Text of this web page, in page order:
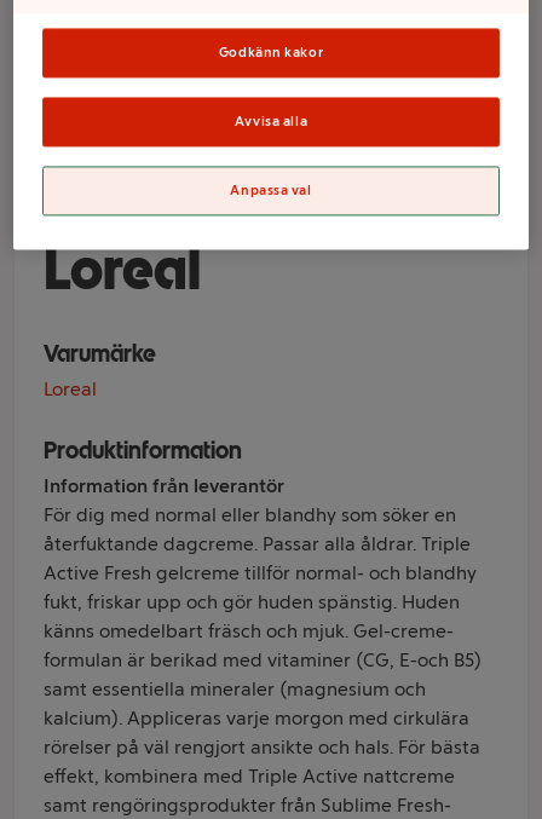
Ansiktskräm
Triple Active
Fresh Normal till
blandhy 50ml
Loreal
Varumärke
Loreal
Produktinformation
Information från leverantör
För dig med normal eller blandhy som söker en
återfuktande dagcreme. Passar alla åldrar. Triple
Active Fresh gelcreme tillför normal- och blandhy
fukt, friskar upp och gör huden spänstig. Huden
känns omedelbart fräsch och mjuk. Gel-creme-
formulan är berikad med vitaminer (CG, E-och B5)
samt essentiella mineraler (magnesium och
kalcium). Appliceras varje morgon med cirkulära
rörelser på väl rengjort ansikte och hals. För bästa
effekt, kombinera med Triple Active nattcreme
samt rengöringsprodukter från Sublime Fresh-
Godkänn kakor
Avvisa alla
Anpassa val